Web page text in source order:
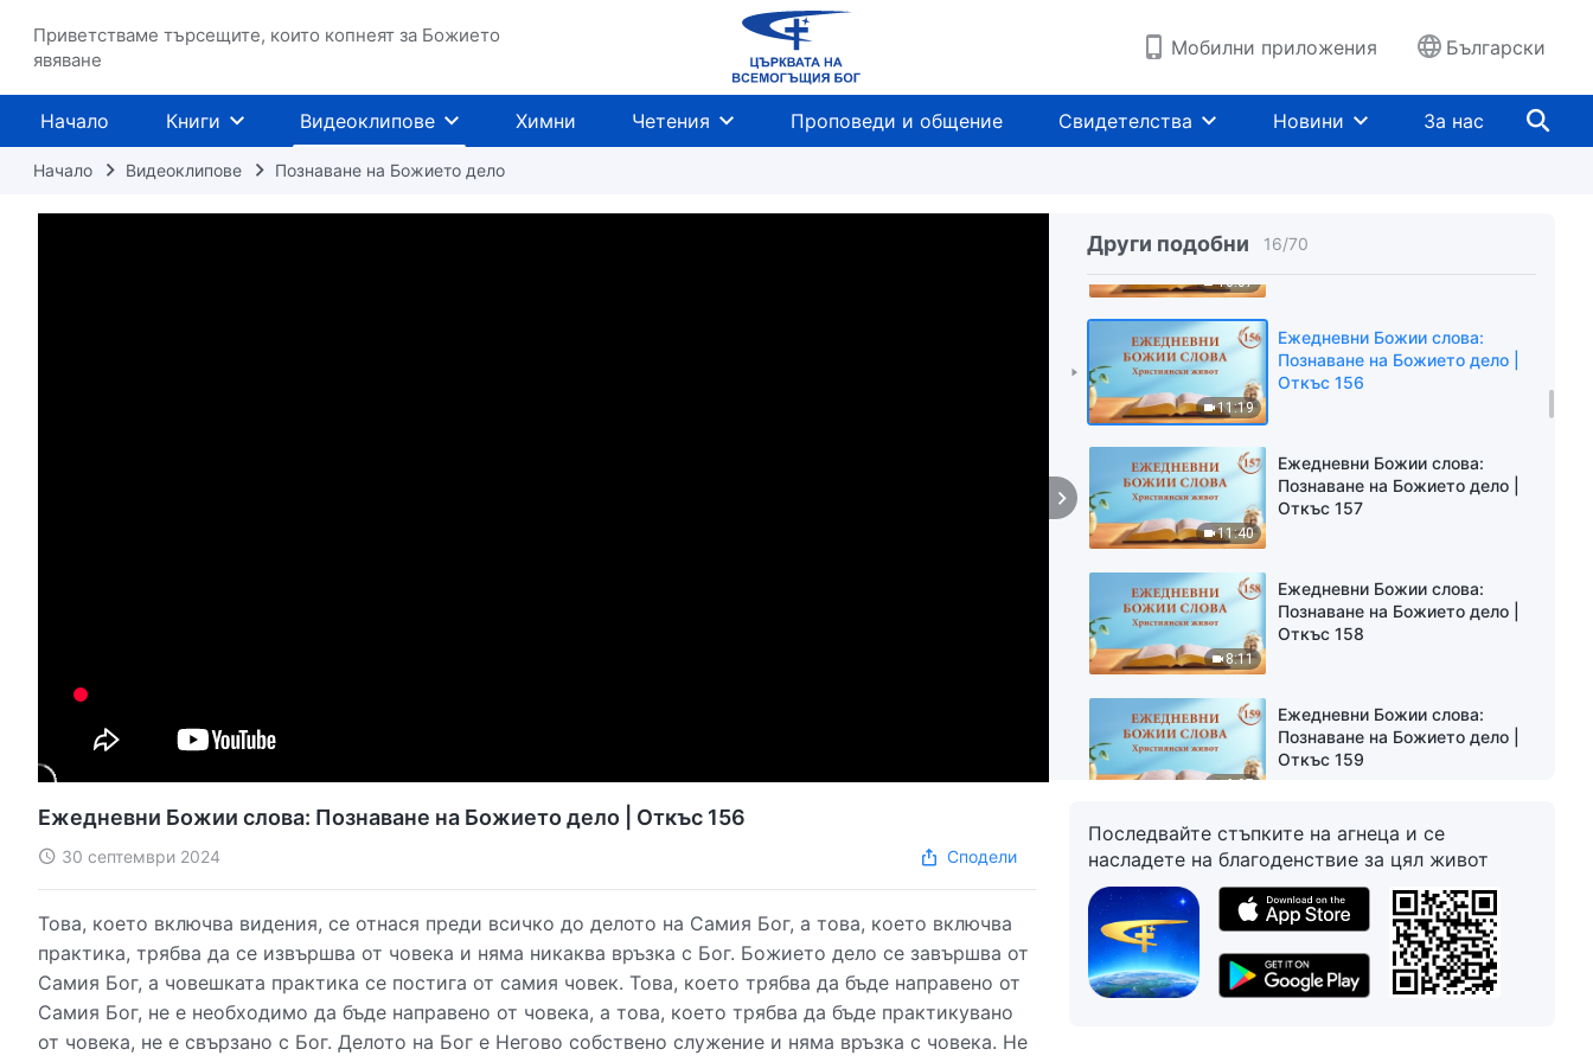
Приветстваме търсещите, които копнеят за Божието
явяване
Мобилни приложения Български
Начало Книги Видеоклипове Химни Четения Проповеди и общение Свидетелства Новини За нас
Начало Видеоклипове Познаване на Божието дело
Други подобни 16/70
Откъс 154
10:07
Познаване на Божието дело |
Откъс 155
11:19
Ежедневни Божии слова:
Познаване на Божието дело |
Откъс 156
11:40
Ежедневни Божии слова:
Познаване на Божието дело |
Откъс 157
8:11
Ежедневни Божии слова:
Познаване на Божието дело |
Откъс 158
6:07
Ежедневни Божии слова:
Познаване на Божието дело |
Откъс 159
9:34
Ежедневни Божии слова:
Познаване на Божието дело |
Откъс 160
Ежедневни Божии слова:
Познаване на Божието дело |
Ежедневни Божии слова: Познаване на Божието дело | Откъс 156
30 септември 2024 Сподели
Това, което включва видения, се отнася преди всичко до делото на Самия Бог, а това, което включва
практика, трябва да се извършва от човека и няма никаква връзка с Бог. Божието дело се завършва от
Самия Бог, а човешката практика се постига от самия човек. Това, което трябва да бъде направено от
Самия Бог, не е необходимо да бъде направено от човека, а това, което трябва да бъде практикувано
от човека, не е свързано с Бог. Делото на Бог е Негово собствено служение и няма връзка с човека. Не
Последвайте стъпките на агнеца и се
насладете на благоденствие за цял живот